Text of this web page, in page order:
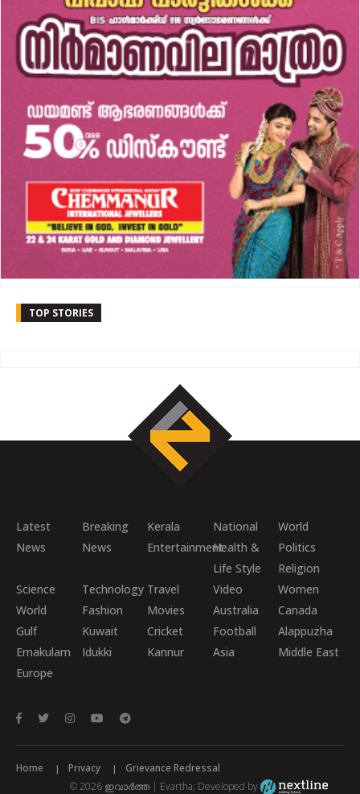
TOP STORIES
Latest
News
Breaking
News
Kerala National
World
EntertainmentHealth &
Life Style
Politics
Religion
Science
World
Technology Travel Video
Women
Fashion
Movies Australia
Canada
Gulf
Kuwait Cricket Football
Alappuzha
Ernakulam
Idukki Kannur Asia
Middle East
Europe
Home Privacy
Grievance Redressal
© 2026 ഇവാർത്ത | Evartha; Developed by